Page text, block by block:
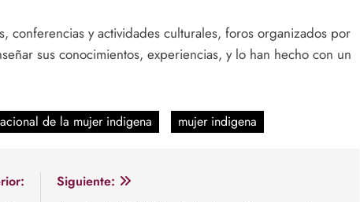
conferencias y actividades culturales, foros organizados por
sus conocimientos, experiencias, y lo han hecho con un
de la mujer indigena mujer indigena
Siguiente: